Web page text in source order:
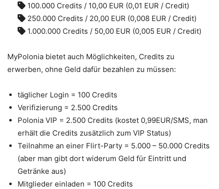
100.000 Credits / 10,00 EUR (0,01 EUR / Credit)
250.000 Credits / 20,00 EUR (0,008 EUR / Credit)
1.000.000 Credits / 50,00 EUR (0,005 EUR / Credit)
MyPolonia bietet auch Möglichkeiten, Credits zu
erwerben, ohne Geld dafür bezahlen zu müssen:
täglicher Login = 100 Credits
Verifizierung = 2.500 Credits
Polonia VIP = 2.500 Credits (kostet 0,99EUR/SMS, man
erhält die Credits zusätzlich zum VIP Status)
Teilnahme an einer Flirt-Party = 5.000 – 50.000 Credits
(aber man gibt dort widerum Geld für Eintritt und
Getränke aus)
Mitglieder einladen = 100 Credits